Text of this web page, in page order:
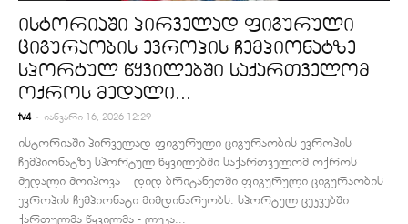
ისტორიაში პირველად ფიგურული
ციგურაობის ევროპის ჩემპიონატზე
სპორტულ წყვილებში საქართველომ
ოქროს მედალი...
tv4 - იანვარი 16, 2026 12:29
ისტორიაში პირველად ფიგურული ციგურაობის ევროპის
ჩემპიონატზე სპორტულ წყვილებში საქართველომ ოქროს
მედალი მოიპოვა დიდ ბრიტანეთში ფიგურული ციგურაობის
ევროპის ჩემპიონატი მიმდინარეობს. სპორტულ ცეკვებში
ქართულმა წყვილმა - ლუკა...